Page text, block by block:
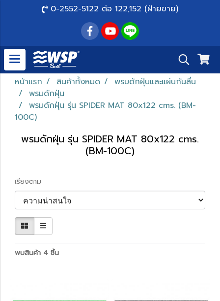
0-2552-5122 ต่อ 122,152 (ฝ่ายขาย)
หน้าแรก สินค้าทั้งหมด
พรมดักฝุ่นและแผ่นกันลื่น
พรมดักฝุ่น
พรมดักฝุ่น รุ่น SPIDER MAT 80x122 cms. (BM-
100C)
พรมดักฝุ่น รุ่น SPIDER MAT 80x122 cms.
(BM-100C)
เรียงตาม
พบสินค้า 4 ชิ้น